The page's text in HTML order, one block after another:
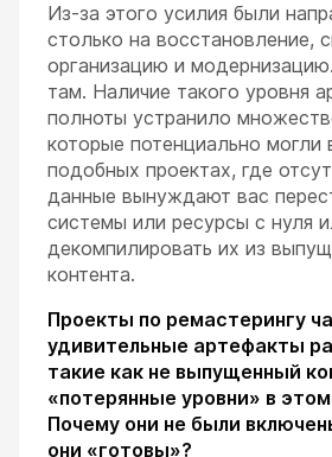
Из-за этого усилия были
столько на восстановление,
организацию и
там. Наличие такого уровня
полноты устранило
которые потенциально могли
подобных проектах, где
данные вынуждают вас
системы или ресурсы с нуля
декомпилировать их из
контента.
Проекты по ремастерингу
удивительные артефакты
такие как не выпущенный
«потерянные уровни» в
Почему они не были
они «готовы»?